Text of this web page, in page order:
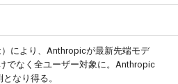
により、Anthropicが最新先端モデ
でなく全ユーザー対象に。Anthropic
なり得る。